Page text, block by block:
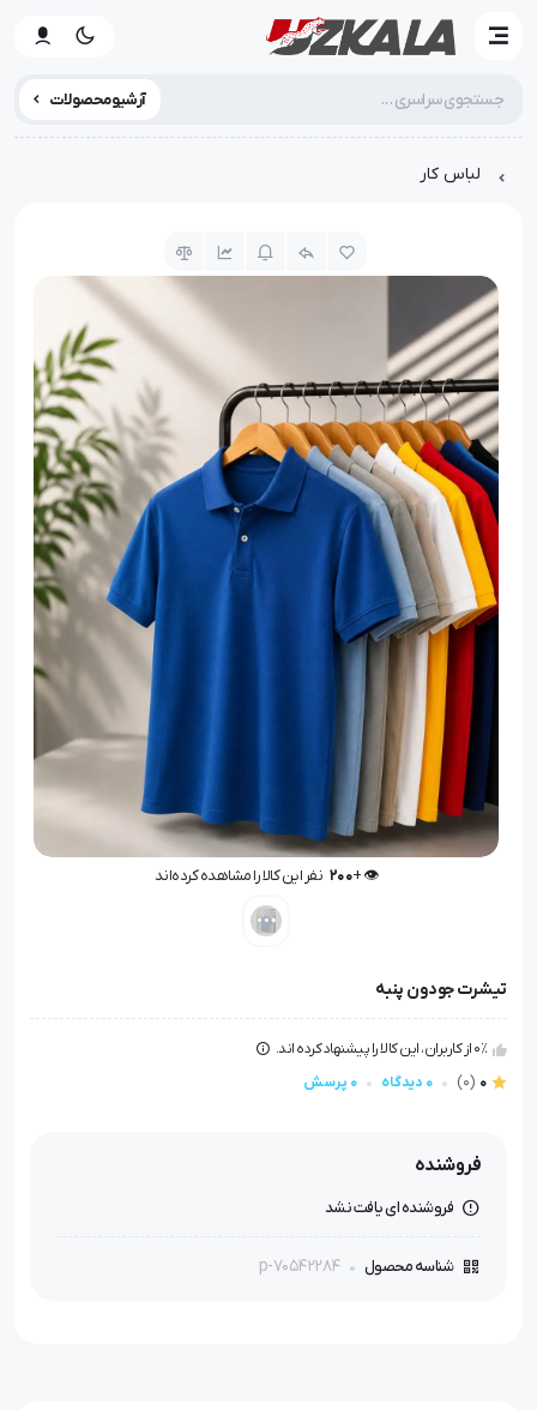
آرشیو محصولات
لباس کار
👁️ +
200 نفر این کالا را مشاهده کرده‌اند
تیشرت جودون پنبه
0٪ از کاربران، این کالا را پیشنهاد کرده اند.
0
(0) 0 دیدگاه 0 پرسش
فروشنده
فروشنده ای یافت نشد
شناسه محصول p-70542284